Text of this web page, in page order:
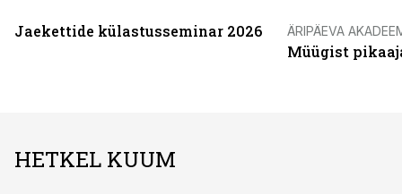
Jaekettide külastusseminar 2026 ÄRIPÄEVA
Müügist
HETKEL KUUM